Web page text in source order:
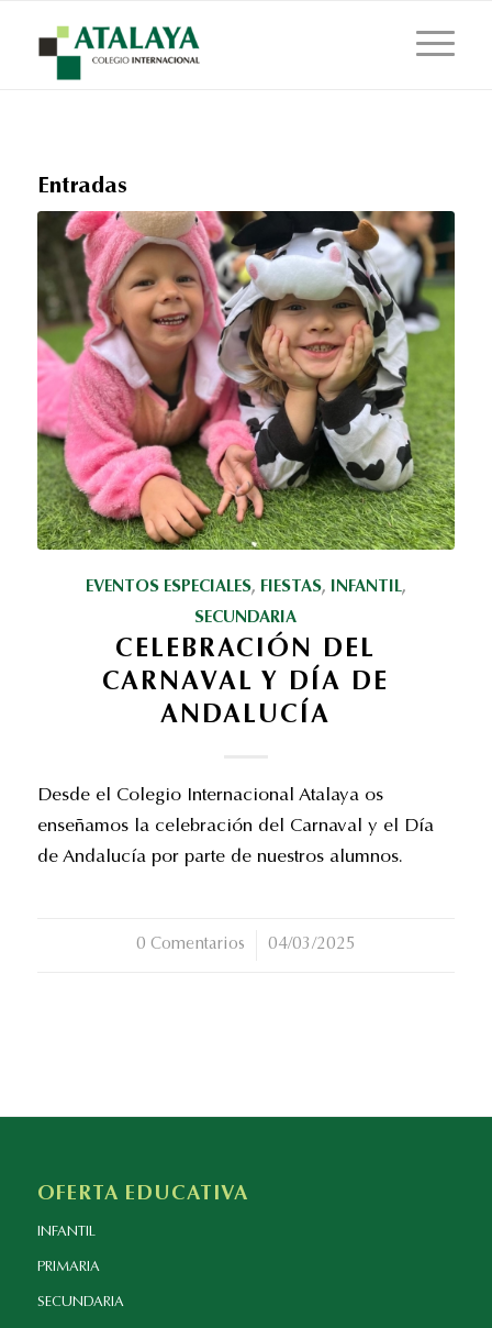
Entradas
EVENTOS ESPECIALES, FIESTAS, INFANTIL,
SECUNDARIA
CELEBRACIÓN DEL
CARNAVAL Y DÍA DE
ANDALUCÍA
Desde el Colegio Internacional Atalaya os
enseñamos la celebración del Carnaval y el Día
de Andalucía por parte de nuestros alumnos.
0 Comentarios
/ 04/03/2025
OFERTA EDUCATIVA
INFANTIL
PRIMARIA
SECUNDARIA